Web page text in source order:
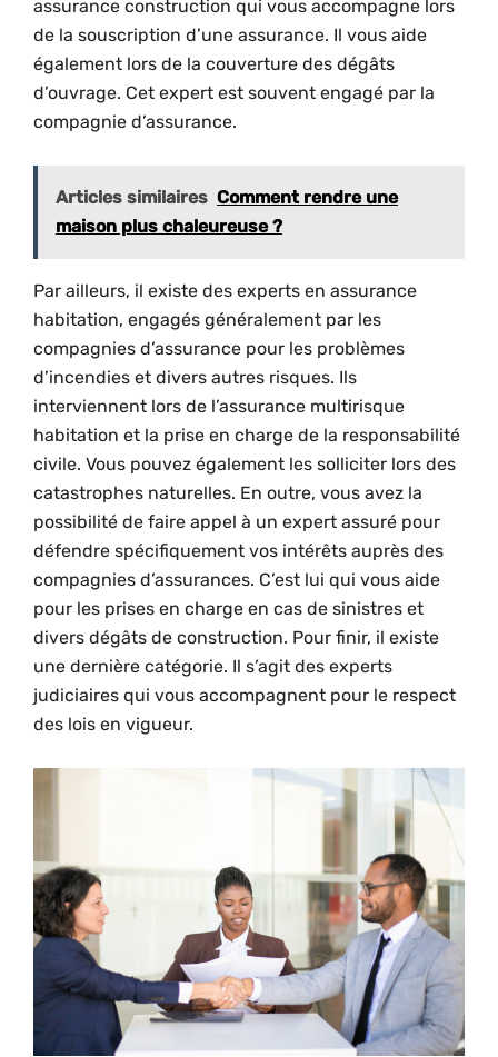
assurance construction qui vous accompagne lors
de la souscription d’une assurance. Il vous aide
également lors de la couverture des dégâts
d’ouvrage. Cet expert est souvent engagé par la
compagnie d’assurance.
Articles similaires Comment rendre une
maison plus chaleureuse ?
Par ailleurs, il existe des experts en assurance
habitation, engagés généralement par les
compagnies d’assurance pour les problèmes
d’incendies et divers autres risques. Ils
interviennent lors de l’assurance multirisque
habitation et la prise en charge de la responsabilité
civile. Vous pouvez également les solliciter lors des
catastrophes naturelles. En outre, vous avez la
possibilité de faire appel à un expert assuré pour
défendre spécifiquement vos intérêts auprès des
compagnies d’assurances. C’est lui qui vous aide
pour les prises en charge en cas de sinistres et
divers dégâts de construction. Pour finir, il existe
une dernière catégorie. Il s’agit des experts
judiciaires qui vous accompagnent pour le respect
des lois en vigueur.